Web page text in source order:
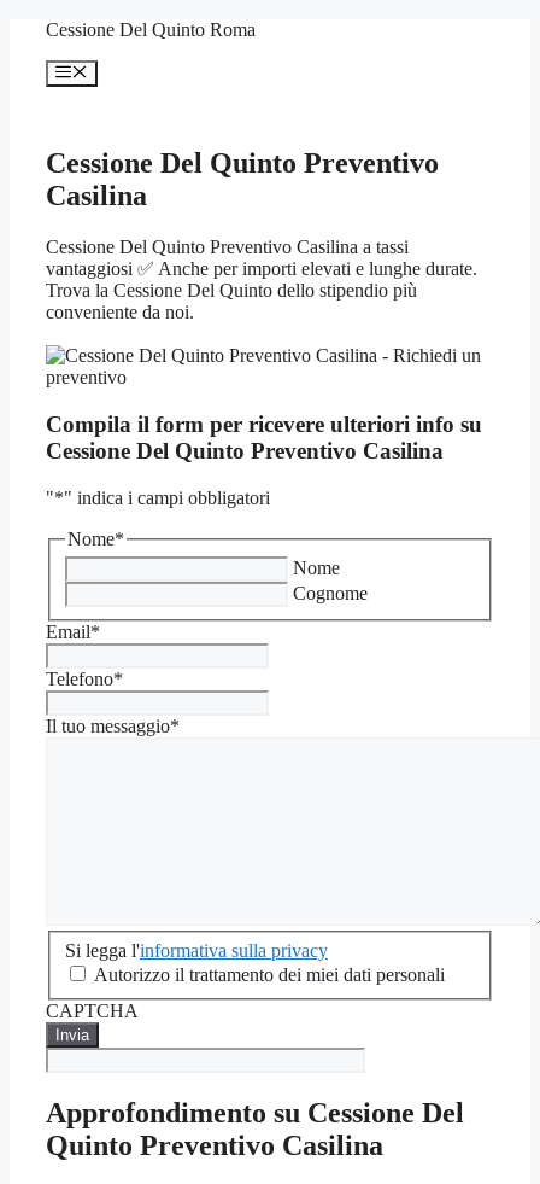
contenuto
Cessione Del Quinto Roma
Menu
Cessione Del Quinto Preventivo
Casilina
Cessione Del Quinto Preventivo Casilina a tassi
vantaggiosi ✅ Anche per importi elevati e lunghe durate.
Trova la Cessione Del Quinto dello stipendio più
conveniente da noi.
Compila il form per ricevere ulteriori info su
Cessione Del Quinto Preventivo Casilina
"*" indica i campi obbligatori
Nome*
Nome
Cognome
Email*
Telefono*
Il tuo messaggio*
Si
legga
sulla
privacy
Si legga l'informativa sulla privacy
Autorizzo il trattamento dei miei dati personali
CAPTCHA
Approfondimento su Cessione Del
Quinto Preventivo Casilina